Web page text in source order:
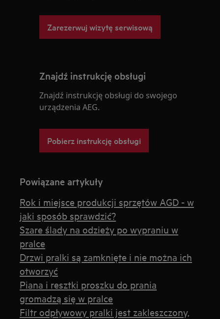
Zarezerwuj wizytę serwisową
Znajdź instrukcję obsługi
Znajdź instrukcję obsługi do swojego
urządzenia AEG.
Pobierz instrukcję obsługi
Powiązane artykuły
Rok i miejsce produkcji sprzętów AGD - w
jaki sposób sprawdzić?
Szare ślady na odzieży po wypraniu w
pralce
Drzwi pralki są zamknięte i nie można ich
otworzyć
Piana i resztki proszku do prania
gromadzą się w pralce
Filtr odpływowy pralki jest zakleszczony,